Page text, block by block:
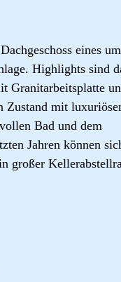
eines
Highlights sind
Granitarbeitsplatte
Zustand mit
Bad und dem
Jahren können
großer